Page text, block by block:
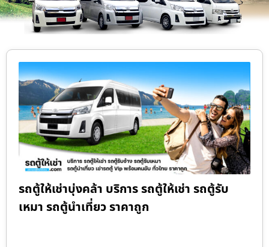
รถตู้ให้เช่าบุ่งคล้า บริการ รถตู้ให้เช่า รถตู้รับ
เหมา รถตู้นำเที่ยว ราคาถูก